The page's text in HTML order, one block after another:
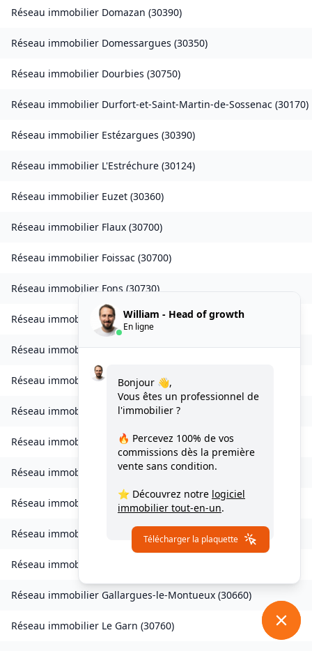
Réseau immobilier Domazan (30390)
Réseau immobilier Domessargues (30350)
Réseau immobilier Dourbies (30750)
Réseau immobilier Durfort-et-Saint-Martin-de-Sossenac (30170)
Réseau immobilier Estézargues (30390)
Réseau immobilier L'Estréchure (30124)
Réseau immobilier Euzet (30360)
Réseau immobilier Flaux (30700)
Réseau immobilier Foissac (30700)
Réseau immobilier Fons (30730)
Réseau immobilierFons-sur-Lussan(30580)
Réseau immobilierFontanès(30250)
Réseau immobilierFontarèches (30580
Réseau immobilier Fournès(30210)
Réseau immobilier Fourques(30300)
Réseau immobilier Fressac(30170 )
Réseau immobilier Gagnières(30160)
Réseau immobilier Gailhan 30260
Réseau immobilier
Réseau immobilier Gallargues-le-Montueux (30660)
Réseau immobilier Le Garn (30760)
William - Head of growth
En ligne
Bonjour 👋,
Vous êtes un professionnel de
l'immobilier ?
🔥 Percevez 100% de vos
commissions dès la première
vente sans condition.
⭐ Découvrez notre logiciel
immobilier tout-en-un.
Télécharger la plaquette